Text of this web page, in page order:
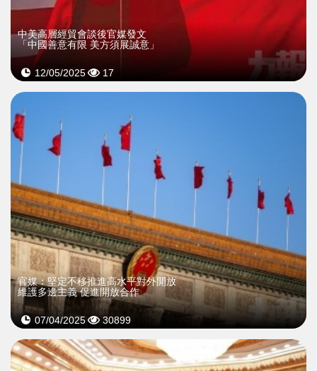
中美高層經貿會談後官媒發文
「中國善意有限 美方須展誠意」
12/05/2025 17
官媒：堅定不移推進高水平對外開放
維護多邊主義 促進開放合作
07/04/2025 30899